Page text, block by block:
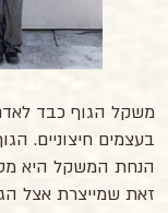
משקל הגוף כבד
בעצמים חיצוניים.
הנחת המשקל היא
זאת שמייצרת אצל